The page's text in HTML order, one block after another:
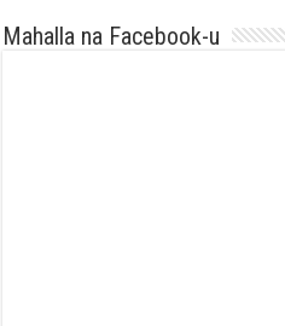
Mahalla na Facebook-u